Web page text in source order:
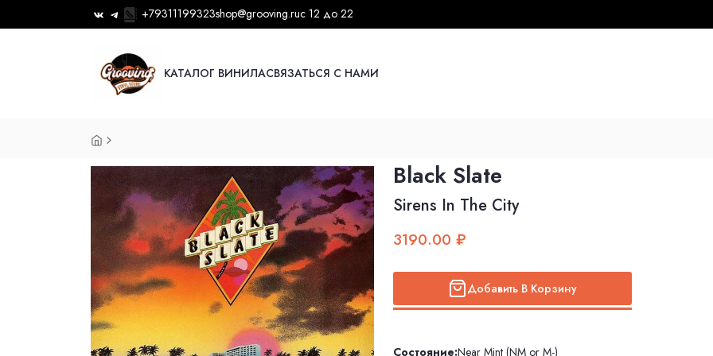
+79311199323shop@grooving.ruс 12 до 22
КАТАЛОГ ВИНИЛАСВЯЗАТЬСЯ С НАМИ
Black Slate
Sirens In The City
3190.00 ₽
Добавить В Корзину
Состояние:Near Mint (NM or M-)